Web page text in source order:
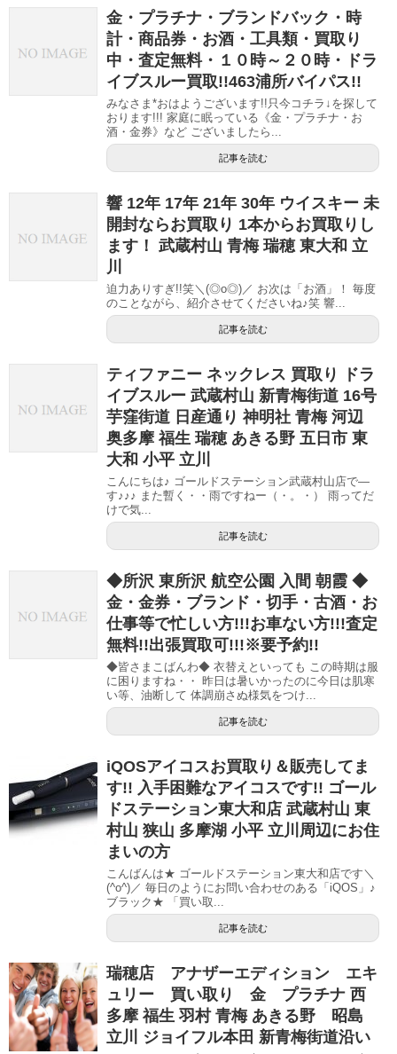
金・プラチナ・ブランドバック・時
計・商品券・お酒・工具類・買取り
中・査定無料・１０時～２０時・ドラ
イブスルー買取!!463浦所バイパス!!
みなさま*おはようございます!!只今コチラ↓を探して
おります!!! 家庭に眠っている《金・プラチナ・お
酒・金券》など ございましたら...
記事を読む
響 12年 17年 21年 30年 ウイスキー 未
開封ならお買取り 1本からお買取りし
ます！ 武蔵村山 青梅 瑞穂 東大和 立
川
迫力ありすぎ!!笑＼(◎o◎)／ お次は「お酒」！ 毎度
のことながら、紹介させてくださいね♪笑 響...
記事を読む
ティファニー ネックレス 買取り ドラ
イブスルー 武蔵村山 新青梅街道 16号
芋窪街道 日産通り 神明社 青梅 河辺
奥多摩 福生 瑞穂 あきる野 五日市 東
大和 小平 立川
こんにちは♪ ゴールドステーション武蔵村山店で―
す♪♪♪ また暫く・・雨ですねー（・。・） 雨ってだ
けで気...
記事を読む
◆所沢 東所沢 航空公園 入間 朝霞 ◆
金・金券・ブランド・切手・古酒・お
仕事等で忙しい方!!!お車ない方!!!査定
無料!!出張買取可!!!※要予約!!
◆皆さまこばんわ◆ 衣替えといっても この時期は服
に困りますね・・ 昨日は暑いかったのに今日は肌寒
い等、油断して 体調崩さぬ様気をつけ...
記事を読む
iQOSアイコスお買取り＆販売してま
す!! 入手困難なアイコスです!! ゴール
ドステーション東大和店 武蔵村山 東
村山 狭山 多摩湖 小平 立川周辺にお住
まいの方
こんばんは★ ゴールドステーション東大和店です＼
(^o^)／ 毎日のようにお問い合わせのある「iQOS」♪
ブラック★ 「買い取...
記事を読む
瑞穂店 アナザーエディション エキ
ュリー 買い取り 金 プラチナ 西
多摩 福生 羽村 青梅 あきる野 昭島
立川 ジョイフル本田 新青梅街道沿い